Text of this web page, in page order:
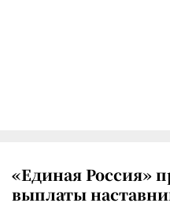
«Единая Россия»
выплаты